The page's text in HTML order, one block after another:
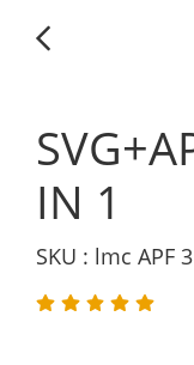
IN 1
SKU : lmc APF